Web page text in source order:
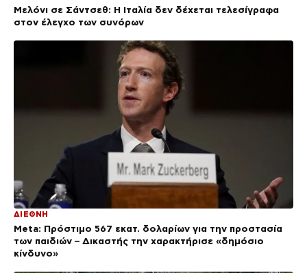
Μελόνι σε Σάντσεθ: Η Ιταλία δεν δέχεται τελεσίγραφα
στον έλεγχο των συνόρων
ΔΙΕΘΝΗ
Meta: Πρόστιμο 567 εκατ. δολαρίων για την προστασία
των παιδιών – Δικαστής την χαρακτήρισε «δημόσιο
κίνδυνο»